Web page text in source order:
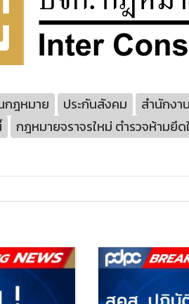
กฎหมาย ประกันสังคม สำนักงา
กฎหมายจราจรใหม่ ตำรวจห้ามยึด